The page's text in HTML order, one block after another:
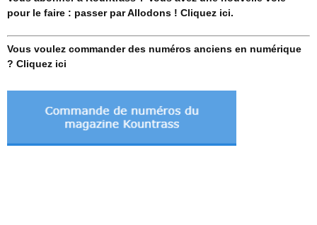
pour le faire : passer par Allodons ! Cliquez ici.
Vous voulez commander des numéros anciens en numérique
? Cliquez ici